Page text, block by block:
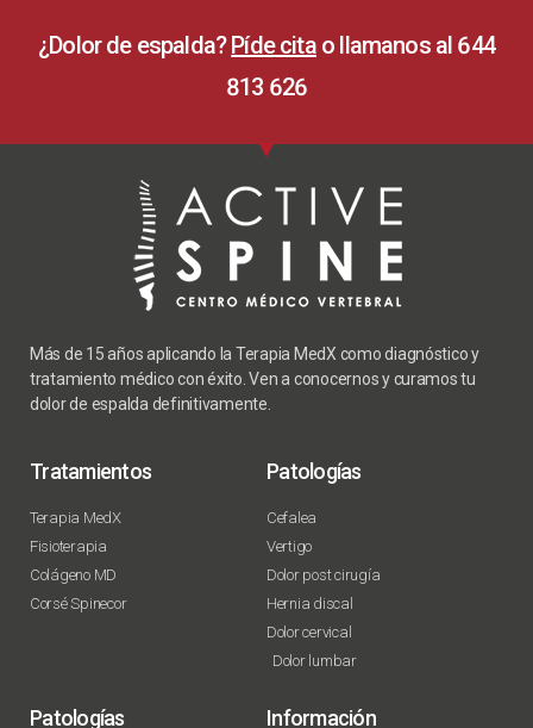
¿Dolor de espalda?Píde citao llamanos al 644
813 626
Más de 15 años aplicando la Terapia MedX como diagnóstico y
tratamiento médico con éxito. Ven a conocernos y curamos tu
dolor de espalda definitivamente.
Tratamientos
Terapia MedX
Fisioterapia
Colágeno MD
Corsé Spinecor
Patologías
Cefalea
Vertigo
Dolor post cirugía
Hernia discal
Dolor cervical
Dolor lumbar
Patologías Información